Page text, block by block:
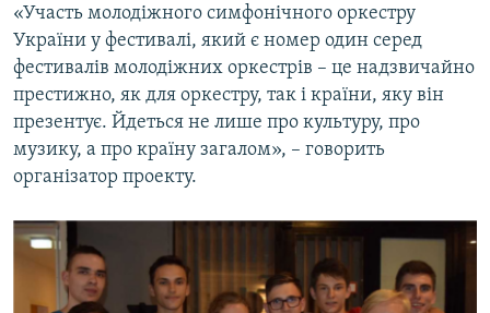
«Участь молодіжного симфонічного оркестру
України у фестивалі, який є номер один серед
фестивалів молодіжних оркестрів – це надзвичайно
престижно, як для оркестру, так і країни, яку він
презентує. Йдеться не лише про культуру, про
музику, а про країну загалом», – говорить
організатор проекту.